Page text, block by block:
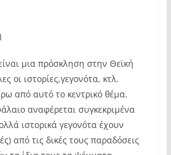
μια πρόσκληση στην Θεϊκή
οι ιστορίες,γεγονότα, κτλ.
από αυτό το κεντρικό θέμα.
αναφέρεται συγκεκριμένα
ιστορικά γεγονότα έχουν
από τις δικές τους παραδόσεις